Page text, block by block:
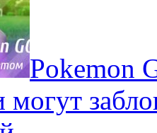
Pokеmon
могут